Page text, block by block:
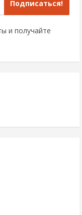
Подписаться!
и получайте